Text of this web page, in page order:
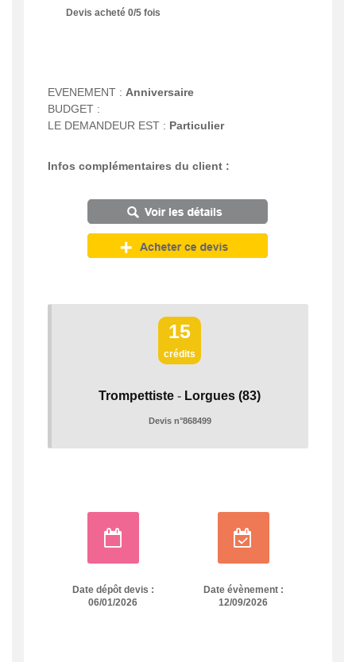
Devis acheté 0/5fois
EVENEMENT : Anniversaire
BUDGET :
LE DEMANDEUR EST : Particulier
Infos complémentaires du client :
15
crédits
Trompettiste - Lorgues (83)
Devis n°868499
Date dépôt devis :
06/01/2026
Date évènement :
12/09/2026